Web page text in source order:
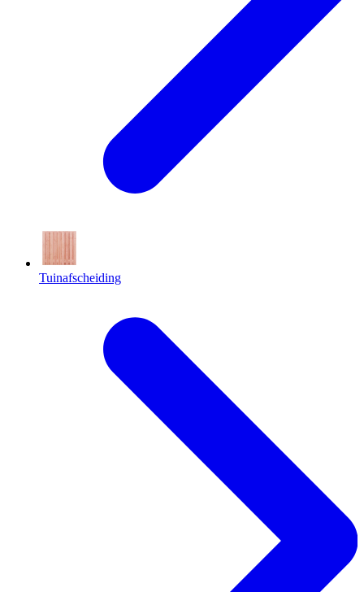
Tuinafscheiding